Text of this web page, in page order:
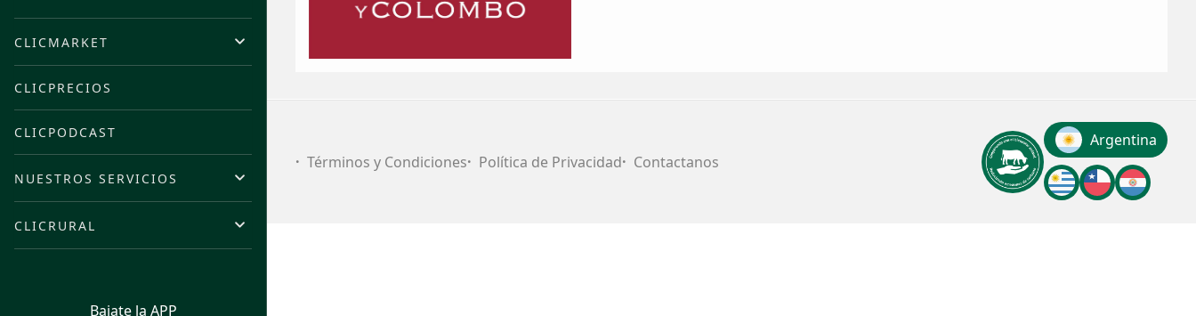
CLICMARKET
CLICPRECIOS
CLICPODCAST
NUESTROS SERVICIOS
CLICRURAL
Bajate la APP
Términos y Condiciones Política de Privacidad Contactanos
Argentina
Uruguay
chile